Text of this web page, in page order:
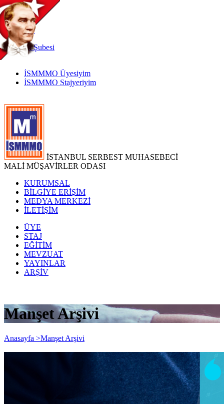
TR
|
EN
İnternetŞubesi
İSMMMO Üyesiyim
İSMMMO Stajyeriyim
İSTANBUL SERBEST MUHASEBECİ
MALİ MÜŞAVİRLER ODASI
KURUMSAL
BİLGİYE ERİŞİM
MEDYA MERKEZİ
İLETİŞİM
ÜYE
STAJ
EĞİTİM
MEVZUAT
YAYINLAR
ARŞİV
Manşet Arşivi
Anasayfa >Manşet Arşivi